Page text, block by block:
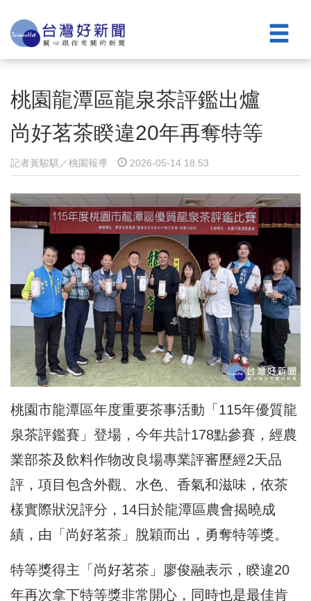
桃園龍潭區龍泉茶評鑑出爐
尚好茗茶睽違20年再奪特等
記者黃駿騏／桃園報導 2026-05-14 18:53
桃園市龍潭區年度重要茶事活動「115年優質龍
泉茶評鑑賽」登場，今年共計178點參賽，經農
業部茶及飲料作物改良場專業評審歷經2天品
評，項目包含外觀、水色、香氣和滋味，依茶
樣實際狀況評分，14日於龍潭區農會揭曉成
績，由「尚好茗茶」脫穎而出，勇奪特等獎。
特等獎得主「尚好茗茶」廖俊融表示，睽違20
年再次拿下特等獎非常開心，同時也是最佳肯